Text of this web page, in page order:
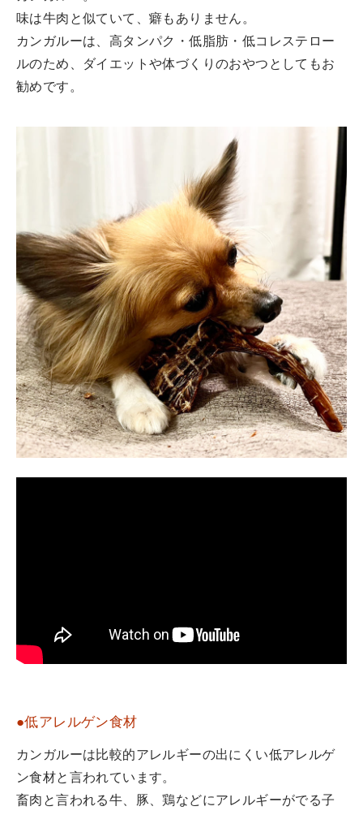
味は牛肉と似ていて、癖もありません。
カンガルーは、高タンパク・低脂肪・低コレステロー
ルのため、ダイエットや体づくりのおやつとしてもお
勧めです。
●低アレルゲン食材
カンガルーは比較的アレルギーの出にくい低アレルゲ
ン食材と言われています。
畜肉と言われる牛、豚、鶏などにアレルギーがでる子